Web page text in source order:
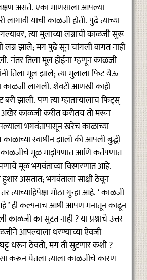
असते. एका माणसाला आपल्या
लागावी याची काळजी होती. पुढे त्याच्या
त्या मुलाच्या लग्नाची काळजी सुरू
लग्न झाले; मग पुढे सून चांगली वागत नाही
नंतर तिला मूल होईना म्हणून काळजी
तिला मूल झाले; त्या मुलाला फिट येऊ
काळजी लागली. शेवटी आणखी काही
बरी झाली. पण त्या म्हाताऱ्यालाच फिट्स्
काळजी करीत करीतच तो मरून
भगवंतापासून खरेच काळाच्या
स्वाधीन झालो की आपली बुद्धी
काळजीचे मूळ माझेपणात आणि कर्तेपणात
मूळ भगवंताच्या विस्मरणात आहे.
हुशार असतात; भगवंताला साक्षी ठेवून
त्याच्याहिपेक्षा मोठा गुन्हा आहे. ‘ काळजी
’ ही कल्पनाच आधी आपण मनातून काढून
का सुटत नाही ? या प्रश्नाचे उत्तर
आपल्याला धरण्याच्या ऐवजी
धरून ठेवतो, मग ती सुटणार कशी ?
करून घेतला त्याला काळजीचे कारण